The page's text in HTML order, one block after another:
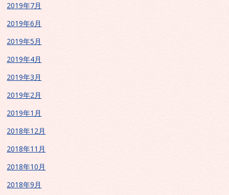
2019年7月
2019年6月
2019年5月
2019年4月
2019年3月
2019年2月
2019年1月
2018年12月
2018年11月
2018年10月
2018年9月